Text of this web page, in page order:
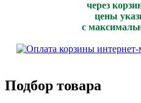
через
цены
с
Подбор товара